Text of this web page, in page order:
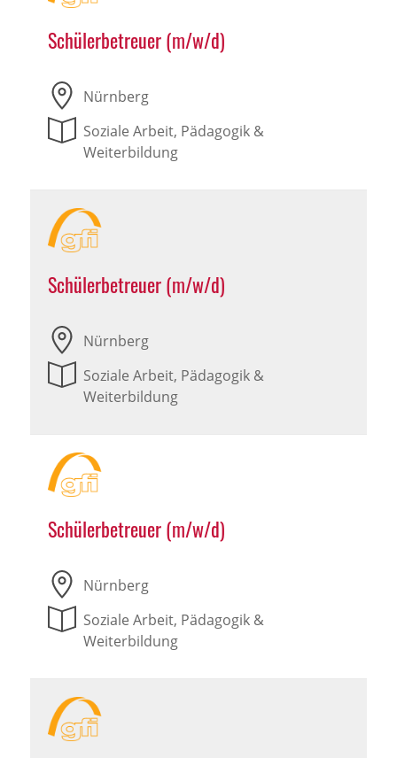
Schülerbetreuer (m/w/d)
Nürnberg
Soziale Arbeit, Pädagogik &
Weiterbildung
Schülerbetreuer (m/w/d)
Nürnberg
Soziale Arbeit, Pädagogik &
Weiterbildung
Schülerbetreuer (m/w/d)
Nürnberg
Soziale Arbeit, Pädagogik &
Weiterbildung